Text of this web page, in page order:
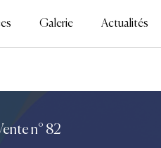
Galerie Actualités
n° 82